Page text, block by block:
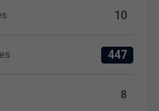
Levante UD 10 10
Levante UD 447
447
UD 8 8